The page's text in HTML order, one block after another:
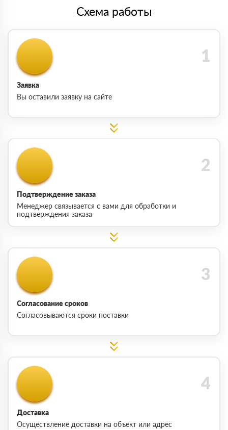
Схема работы
Заявка
Вы оставили заявку на сайте
Подтверждение заказа
Менеджер связывается с вами для обработки и
подтверждения заказа
Согласование сроков
Согласовываются сроки поставки
Доставка
Осуществление доставки на объект или адрес